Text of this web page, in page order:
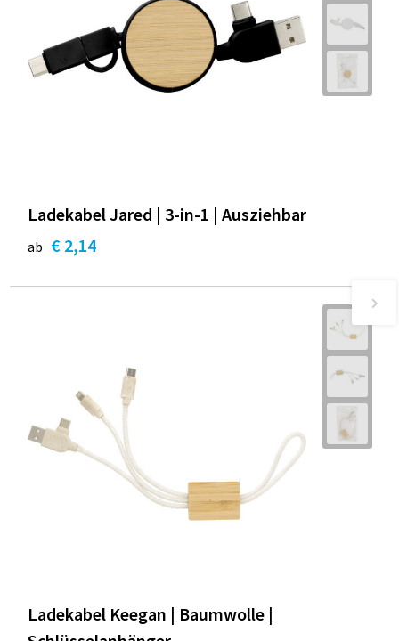
Ladekabel Jared | 3-in-1 | Ausziehbar
ab € 2,14
Ladekabel Keegan | Baumwolle |